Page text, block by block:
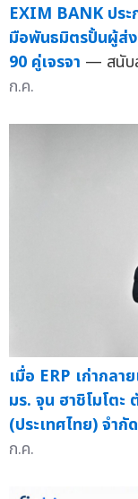
EXIM BANK ปร
มือพันธมิตรปั้นผู้ส่ง
90 คู่เจรจา — สนับ
ก.ค.
เมื่อ ERP เก่ากล
มร. จุน ฮาชิโมโตะ
(ประเทศไทย) จำกัด
ก.ค.